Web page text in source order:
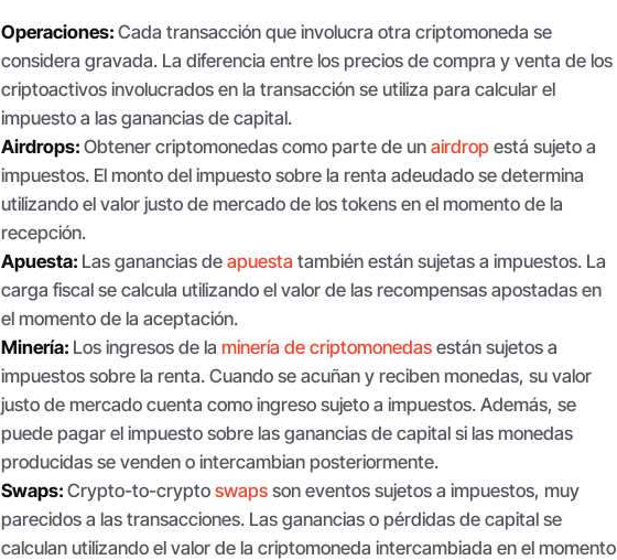
Operaciones: Cada transacción que involucra otra criptomoneda se
considera gravada. La diferencia entre los precios de compra y venta de los
criptoactivos involucrados en la transacción se utiliza para calcular el
impuesto a las ganancias de capital.
Airdrops: Obtener criptomonedas como parte de un airdropestá sujeto a
impuestos. El monto del impuesto sobre la renta adeudado se determina
utilizando el valor justo de mercado de los tokens en el momento de la
recepción.
Apuesta: Las ganancias de apuesta también están sujetas a impuestos. La
carga fiscal se calcula utilizando el valor de las recompensas apostadas en
el momento de la aceptación.
Minería: Los ingresos de la minería de criptomonedasestán sujetos a
impuestos sobre la renta. Cuando se acuñan y reciben monedas, su valor
justo de mercado cuenta como ingreso sujeto a impuestos. Además, se
puede pagar el impuesto sobre las ganancias de capital si las monedas
producidas se venden o intercambian posteriormente.
Swaps: Crypto-to-crypto swapsson eventos sujetos a impuestos, muy
parecidos a las transacciones. Las ganancias o pérdidas de capital se
calculan utilizando el valor de la criptomoneda intercambiada en el momento